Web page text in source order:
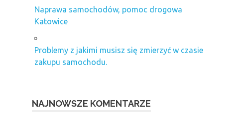
Naprawa samochodów, pomoc drogowa
Katowice
Problemy z jakimi musisz się zmierzyć w czasie
zakupu samochodu.
NAJNOWSZE KOMENTARZE